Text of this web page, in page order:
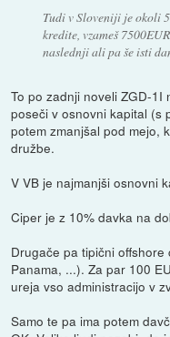
Tudi v Sloveniji je okoli
kredite, vzameš
naslednji ali pa še isti
To po zadnji noveli ZGD-
poseči v osnovni kapital (s
potem zmanjšal pod mejo,
družbe.
V VB je najmanjši osnovni
Ciper je z 10% davka na
Drugače pa tipični offshore
Panama, ...). Za par 100
ureja vso administracijo v
Samo te pa ima potem